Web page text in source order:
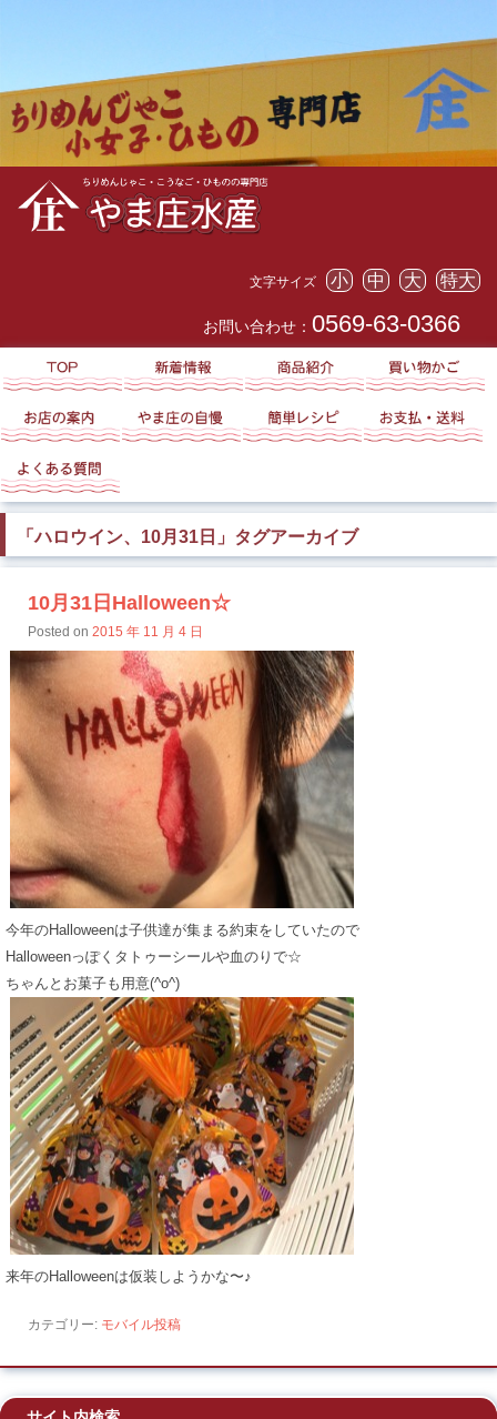
文字サイズ 小 中 大 特大
お問い合わせ： 0569-63-0366
「ハロウイン、10月31日 」タグアーカイブ
10月31日Halloween☆
Posted on 2015 年 11 月 4 日
今年のHalloweenは子供達が集まる約束をしていたので
Halloweenっぽくタトゥーシールや血のりで☆
ちゃんとお菓子も用意(^o^)
来年のHalloweenは仮装しようかな〜♪
カテゴリー: モバイル投稿